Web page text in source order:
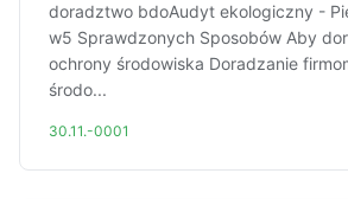
doradztwo bdoAudyt ekologiczny -
w5 Sprawdzonych Sposobów Aby
ochrony środowiska Doradzanie
środo...
30.11.-0001